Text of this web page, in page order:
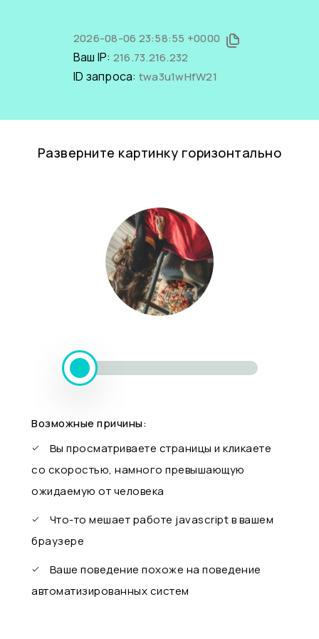
2026-08-06 23:58:55 +0000
Ваш IP: 216.73.216.232
ID запроса: twa3u1wHfW21
Разверните картинку горизонтально
Возможные причины:
Вы просматриваете страницы и кликаете
со скоростью, намного превышающую
ожидаемую от человека
Что-то мешает работе javascript в вашем
браузере
Ваше поведение похоже на поведение
автоматизированных систем